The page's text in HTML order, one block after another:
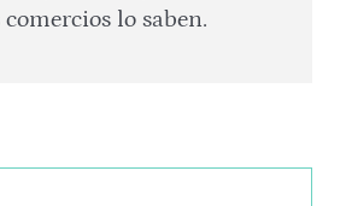
comercios lo saben.